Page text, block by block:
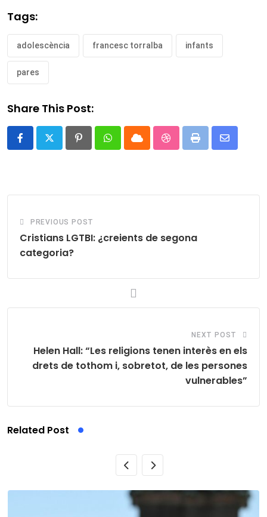
Tags:
adolescència francesc torralba infants
pares
Share This Post:
PinterestWhatsappCloud StumbleUpon
Print
Share
PREVIOUS POST
Cristians LGTBI: ¿creients de segona
categoria?
NEXT POST
Helen Hall: “Les religions tenen interès en els
drets de tothom i, sobretot, de les persones
vulnerables”
Related Post